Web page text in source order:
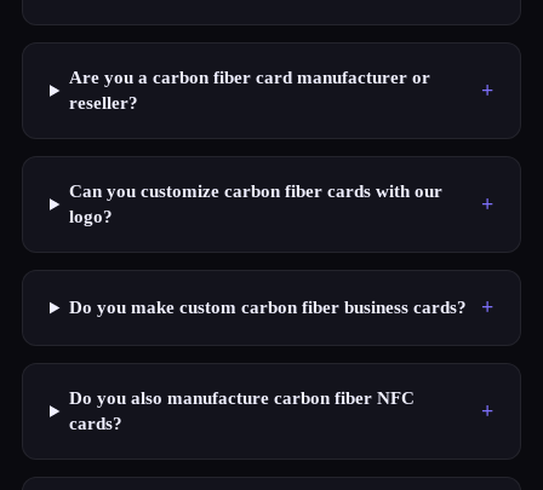
Are you a carbon fiber card manufacturer or
reseller?
+
Can you customize carbon fiber cards with our
logo?
+
Do you make custom carbon fiber business cards? +
Do you also manufacture carbon fiber NFC
cards?
+